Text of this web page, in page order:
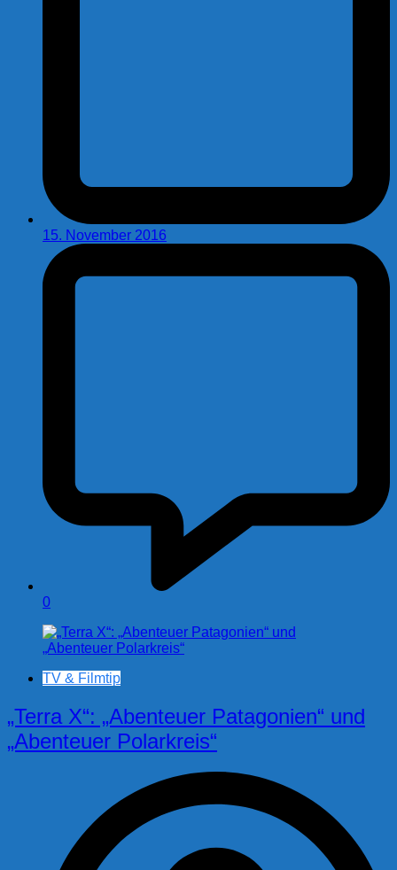
15. November 2016
0
TV & Filmtip
„Terra X“: „Abenteuer Patagonien“ und
„Abenteuer Polarkreis“